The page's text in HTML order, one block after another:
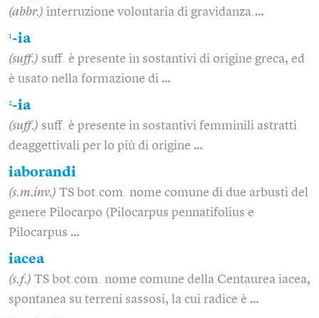
(abbr.) interruzione volontaria di gravidanza.…
1-ia
(suff.) suff. è presente in sostantivi di origine greca, ed
è usato nella formazione di …
2-ia
(suff.) suff. è presente in sostantivi femminili astratti
deaggettivali per lo più di origine …
iaborandi
(s.m.inv.) TS bot.com. nome comune di due arbusti del
genere Pilocarpo (Pilocarpus pennatifolius e
Pilocarpus …
iacea
(s.f.) TS bot.com. nome comune della Centaurea iacea,
spontanea su terreni sassosi, la cui radice è …